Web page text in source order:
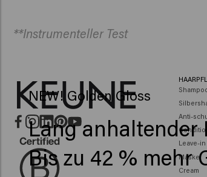
NEW! Golden Gloss
Lang anhaltender
Bis zu 42 % mehr
**Instrumenteller Test
Anti-
Leave-
Maske
Cream